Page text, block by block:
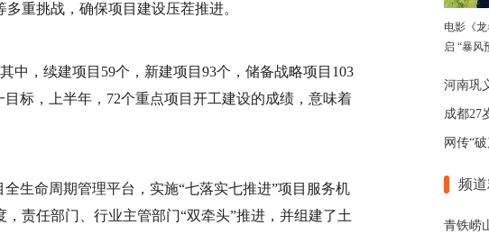
重挑战，确保项目建设压茬推进。
中，续建项目59个，新建项目93个，储备战略项目103
标，上半年，72个重点项目开工建设的成绩，意味着
生命周期管理平台，实施“七落实七推进”项目服务机
责任部门、行业主管部门“双牵头”推进，并组建了土
电影《
启 “暴风
频